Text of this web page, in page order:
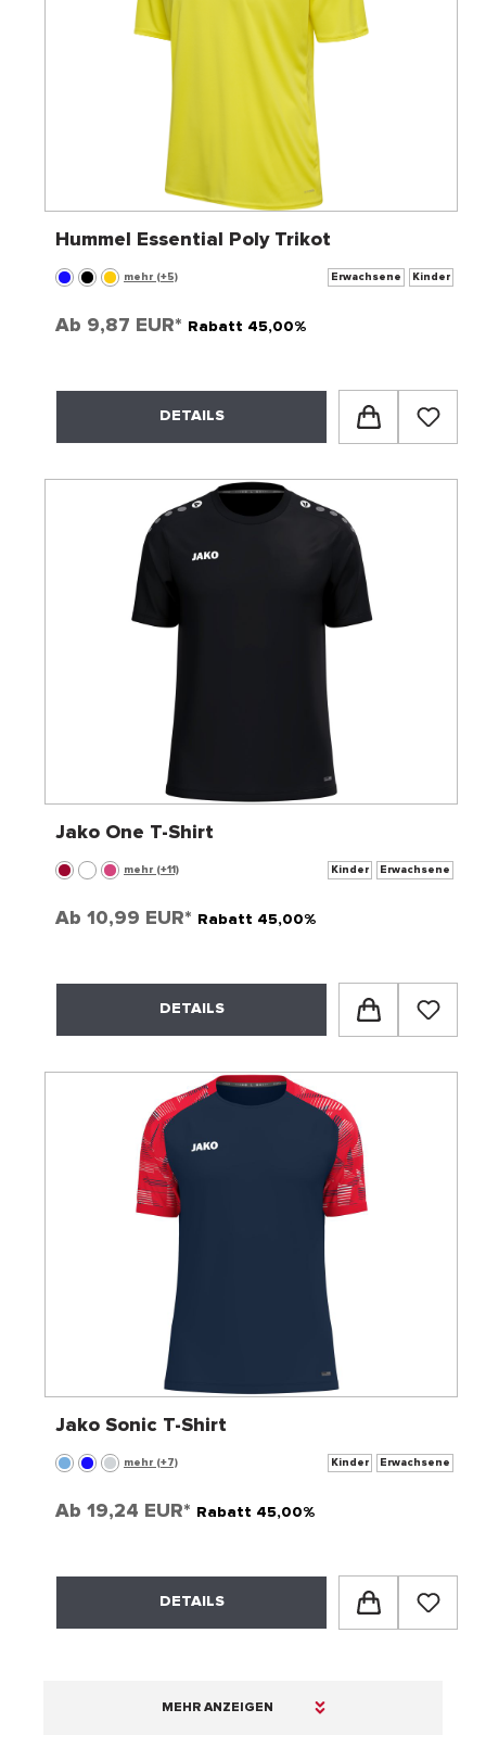
Hummel Essential Poly Trikot
mehr (+5) Erwachsene Kinder
Ab 9,87 EUR* Rabatt 45,00%
DETAILS
Jako One T-Shirt
mehr (+11) Kinder Erwachsene
Ab 10,99 EUR* Rabatt 45,00%
DETAILS
Jako Sonic T-Shirt
mehr (+7) Kinder Erwachsene
Ab 19,24 EUR* Rabatt 45,00%
DETAILS
MEHR ANZEIGEN